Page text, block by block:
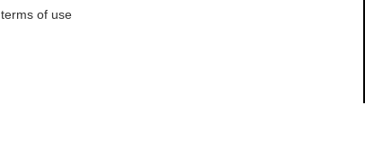
terms of use